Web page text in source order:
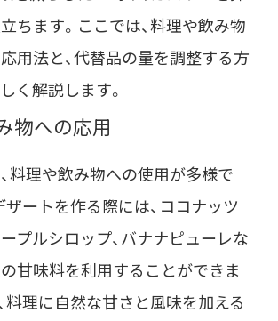
ちます。ここでは、料理や飲み物
用法と、代替品の量を調整する方
く解説します。
物への応用
料理や飲み物への使用が多様で
ザートを作る際には、ココナッツ
プルシロップ、バナナピューレな
甘味料を利用することができま
料理に自然な甘さと風味を加える